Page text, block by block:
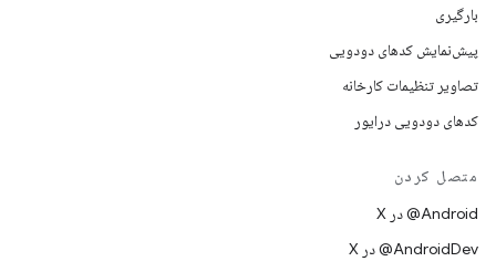
بارگیری
پیش‌نمایش کدهای دودویی
تصاویر تنظیمات کارخانه
کدهای دودویی درایور
متصل کردن
‫‎@Android در X
‫‎@AndroidDev در X